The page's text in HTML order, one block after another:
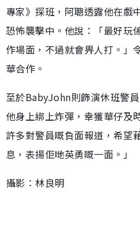
專家》探班，阿聰透露他在戲
恐怖襲擊中。他說：「最好玩
作場面，不過就會畀人打。」
華合作。
至於BabyJohn則飾演休班警
他身上綁上炸彈，幸獲華仔及
許多對警員嘅負面報道，希望
息，表揚佢哋英勇嘅一面。」
攝影：林良明